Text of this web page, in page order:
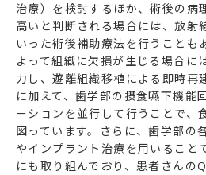
治療）を検討するほか、術後の病
高いと判断される場合には、放射
いった術後補助療法を行うことも
よって組織に欠損が生じる場合に
力し、遊離組織移植による即時再
に加えて、歯学部の摂食嚥下機能
ーションを並行して行うことで、
図っています。さらに、歯学部の
やインプラント治療を用いること
にも取り組んでおり、患者さんの